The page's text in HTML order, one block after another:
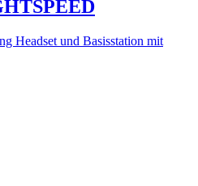
Headset und Basisstation mit